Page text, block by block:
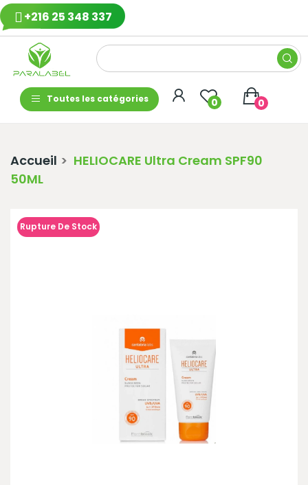
+216 25 348 337
Toutes les catégories 0 0
Accueil
HELIOCARE Ultra Cream SPF90
50ML
Rupture De Stock